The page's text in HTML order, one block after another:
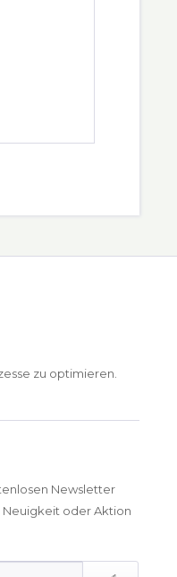
zu optimieren.
Newsletter
Neuigkeit oder Aktion